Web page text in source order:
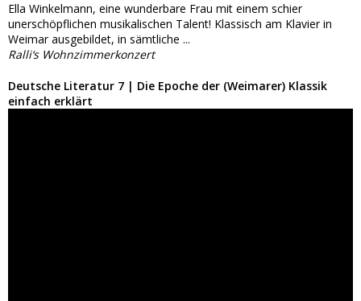
Ella Winkelmann, eine wunderbare Frau mit einem schier
unerschöpflichen musikalischen Talent! Klassisch am Klavier in
Weimar ausgebildet, in sämtliche ...
Ralli‘s Wohnzimmerkonzert
Deutsche Literatur 7 | Die Epoche der (Weimarer) Klassik
einfach erklärt